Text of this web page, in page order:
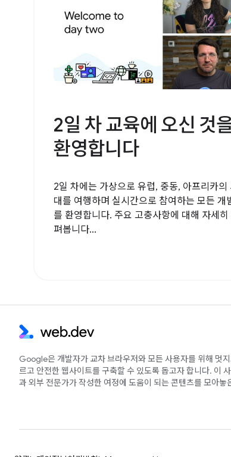
2일 차 교육에 오신 것
환영합니다
2일 차에는 가상으로 유럽, 중동, 아프리카의
대를 여행하며 실시간으로 참여하는 모든 개
를 환영합니다. 주요 고충사항에 대해 자세히
펴봅니다...
Google은 개발자가 교차 브라우저와 모든 사용자를 위해 멋
르고 안전한 웹사이트를 구축할 수 있도록 돕고자 합니다. 이
과 외부 전문가가 작성한 여정에 도움이 되는 콘텐츠를 모아놓